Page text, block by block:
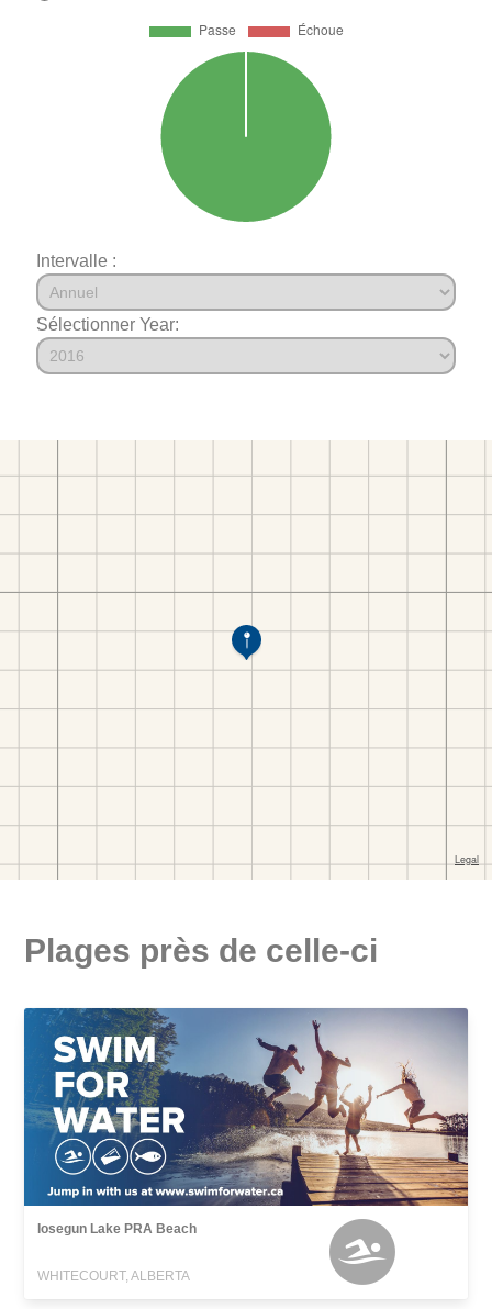
Intervalle :
Sélectionner Year:
Plages près de celle-ci
Iosegun Lake PRA Beach
WHITECOURT, ALBERTA